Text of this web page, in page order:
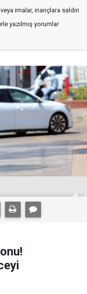
imalar, inançlara saldırı
yazılmış yorumlar